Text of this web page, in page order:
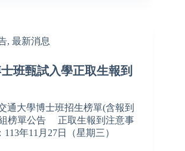
, 最新消息
班甄試入學正取生報到
通大學博士班招生榜單(含報到
榜單公告 正取生報到注意事
年11月27日（星期三）